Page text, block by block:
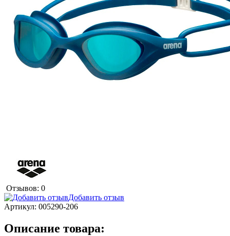
Отзывов: 0
Добавить отзыв
Артикул: 005290-206
Описание товара: